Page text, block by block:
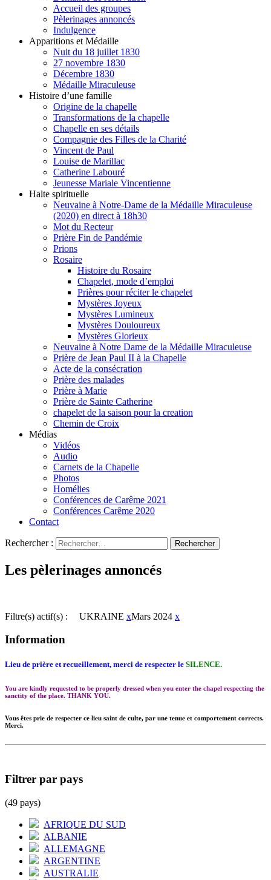
Accueil des groupes
Pèlerinages annoncés
Indulgence
Apparitions et Médaille
Nuit du 18 juillet 1830
27 novembre 1830
Décembre 1830
Médaille Miraculeuse
Histoire d’une famille
Origine de la chapelle
Transformations de la chapelle
Chapelle en ses détails
Compagnie des Filles de la Charité
Vincent de Paul
Louise de Marillac
Catherine Labouré
Jeunesse Mariale Vincentienne
Halte spirituelle
Neuvaine à Notre-Dame de la Médaille Miraculeuse
(2020) en direct à 18h30
Mot du Recteur
Prière Fin de Pandémie
Prions
Rosaire
Histoire du Rosaire
Chapelet, mode d’emploi
Prières pour réciter le chapelet
Mystères Joyeux
Mystères Lumineux
Mystères Douloureux
Mystères Glorieux
Neuvaine à Notre Dame de la Médaille Miraculeuse
Prière de Jean Paul II à la Chapelle
Acte de la consécration
Prière des malades
Prière à Marie
Prière de Sainte Catherine
chapelet de la saison pour la creation
Chemin de Croix
Médias
Vidéos
Audio
Carnets de la Chapelle
Photos
Homélies
Conférences de Carême 2021
Conférences Carême 2020
Contact
Rechercher :
Les pèlerinages annoncés
Filtre(s) actif(s) : UKRAINE xMars 2024 x
Information
Lieu de prière et recueillement, merci de respecter le SILENCE.
You are kindly requested to be properly dressed when you enter the chapel respecting the
sanctity of the place. THANK YOU.
Vous êtes prie de respecter ce lieu saint de culte, par une tenue et comportement corrects.
Merci.
Filtrer par pays
(49 pays)
AFRIQUE DU SUD
ALBANIE
ALLEMAGNE
ARGENTINE
AUSTRALIE